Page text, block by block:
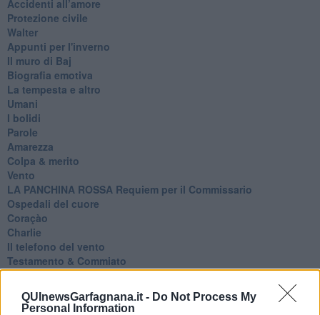
QUInewsGarfagnana.it - Do Not Process My
Personal Information
Accidenti all’amore
Protezione civile
Walter
Appunti per l'inverno
Il muro di Baj
Biografia emotiva
La tempesta e altro
Umani
I bolidi
Parole
Amarezza
Colpa & merito
Vento
​LA PANCHINA ROSSA Requiem per il Commissario
Ospedali del cuore
Coraçào
Charlie
Il telefono del vento
Testamento & Commiato
Poeta
​La colpa - Memorie del commissario
Autunno